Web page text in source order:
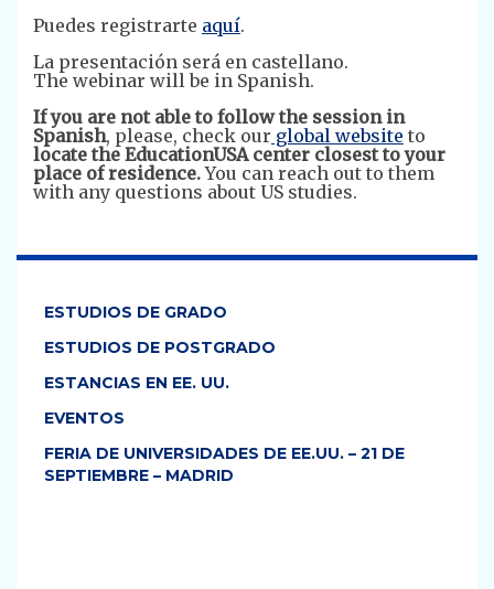
Puedes registrarte aquí.
La presentación será en castellano.
The webinar will be in Spanish.
If you are not able to follow the session in
Spanish, please, check our global website to
locate the EducationUSA center closest to your
place of residence.You can reach out to them
with any questions about US studies.
ESTUDIOS DE GRADO
ESTUDIOS DE POSTGRADO
ESTANCIAS EN EE. UU.
EVENTOS
FERIA DE UNIVERSIDADES DE EE.UU. – 21 DE
SEPTIEMBRE – MADRID